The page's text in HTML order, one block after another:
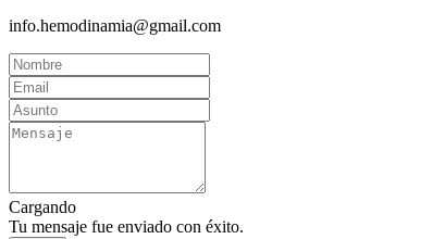
info.hemodinamia@gmail.com
Cargando
Tu mensaje fue enviado con éxito.